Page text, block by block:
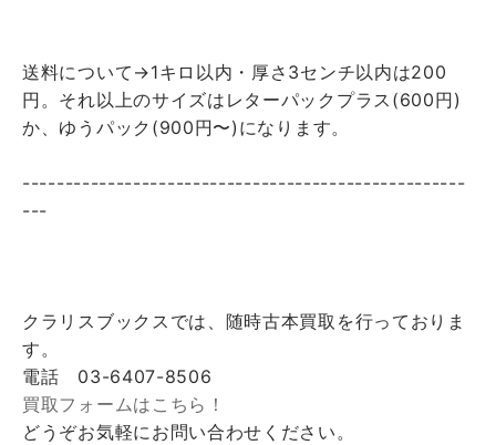
送料について→1キロ以内・厚さ3センチ以内は200
円。それ以上のサイズはレターパックプラス(600円)
か、ゆうパック(900円〜)になります。
----------------------------------------------------
---
クラリスブックスでは、随時古本買取を行っておりま
す。
電話 03-6407-8506
買取フォームはこちら！
どうぞお気軽にお問い合わせください。